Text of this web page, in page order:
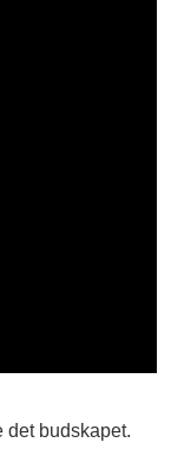
det budskapet.